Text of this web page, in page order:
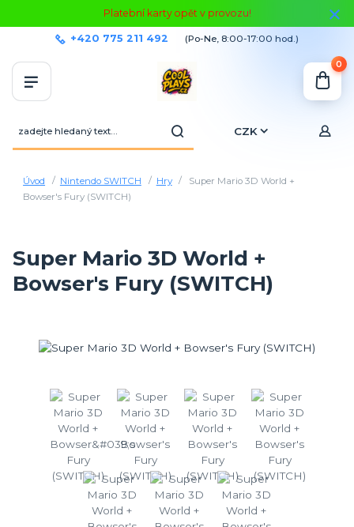
Platební karty opět v provozu!
CZK
+420 775 211 492 (Po-Ne, 8:00-17:00 hod.)
0
Úvod Nintendo SWITCH Hry
Super Mario 3D World +
Bowser's Fury (SWITCH)
Super Mario 3D World +
Bowser's Fury (SWITCH)